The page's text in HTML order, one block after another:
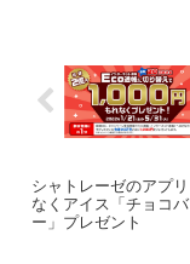
シャトレーゼのアプ
なくアイス「チョコ
ー」プレゼント